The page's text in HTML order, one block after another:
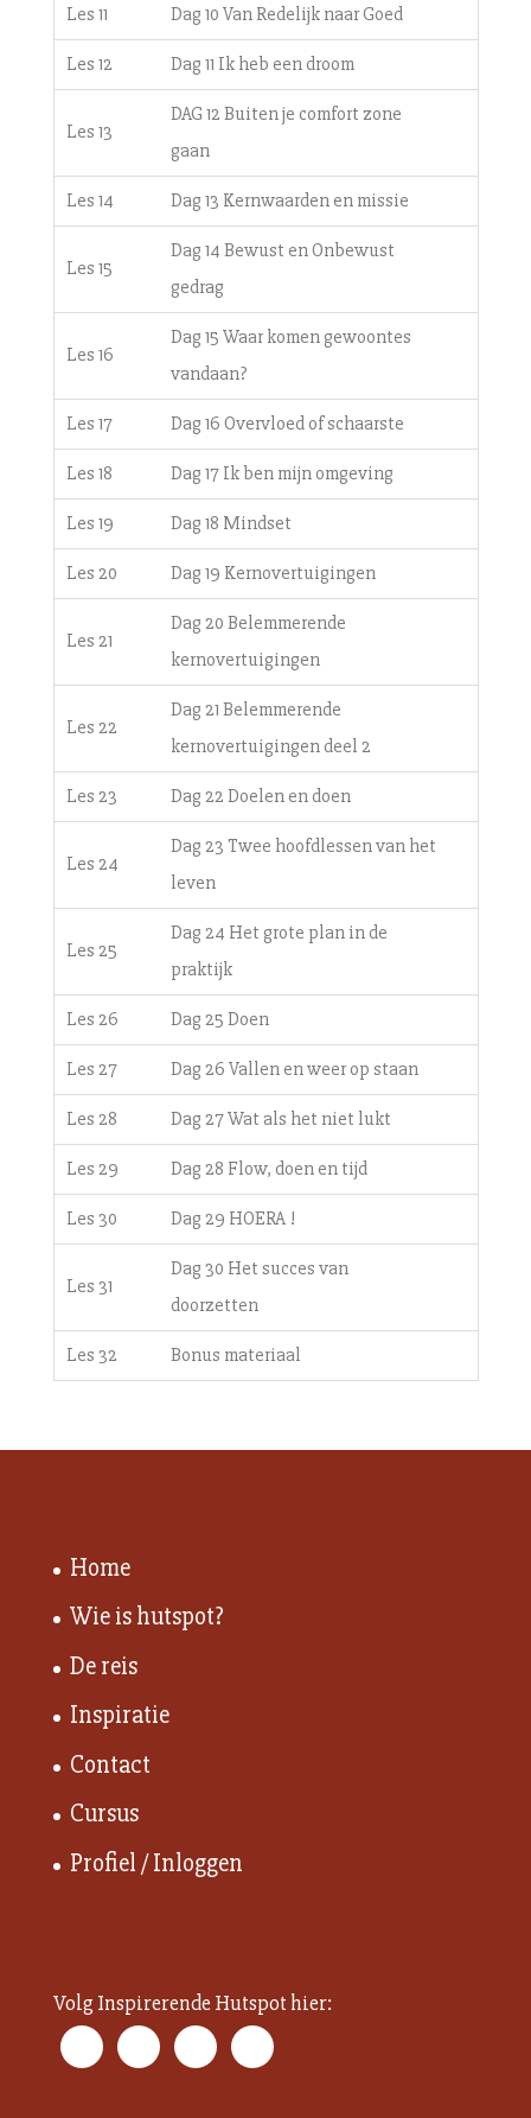
Les 11 Dag 10 Van Redelijk naar Goed
Les 12 Dag 11 Ik heb een droom
Les 13
DAG 12 Buiten je comfort zone
gaan
Les 14 Dag 13 Kernwaarden en missie
Les 15
Dag 14 Bewust en Onbewust
gedrag
Les 16
Dag 15 Waar komen gewoontes
vandaan?
Les 17 Dag 16 Overvloed of schaarste
Les 18 Dag 17 Ik ben mijn omgeving
Les 19 Dag 18 Mindset
Les 20 Dag 19 Kernovertuigingen
Les 21
Dag 20 Belemmerende
kernovertuigingen
Les 22
Dag 21 Belemmerende
kernovertuigingen deel 2
Les 23 Dag 22 Doelen en doen
Les 24
Dag 23 Twee hoofdlessen van het
leven
Les 25
Dag 24 Het grote plan in de
praktijk
Les 26 Dag 25 Doen
Les 27 Dag 26 Vallen en weer op staan
Les 28 Dag 27 Wat als het niet lukt
Les 29 Dag 28 Flow, doen en tijd
Les 30 Dag 29 HOERA !
Les 31
Dag 30 Het succes van
doorzetten
Les 32 Bonus materiaal
Home
Wie is hutspot?
De reis
Inspiratie
Contact
Cursus
Profiel / Inloggen
Volg Inspirerende Hutspot hier: